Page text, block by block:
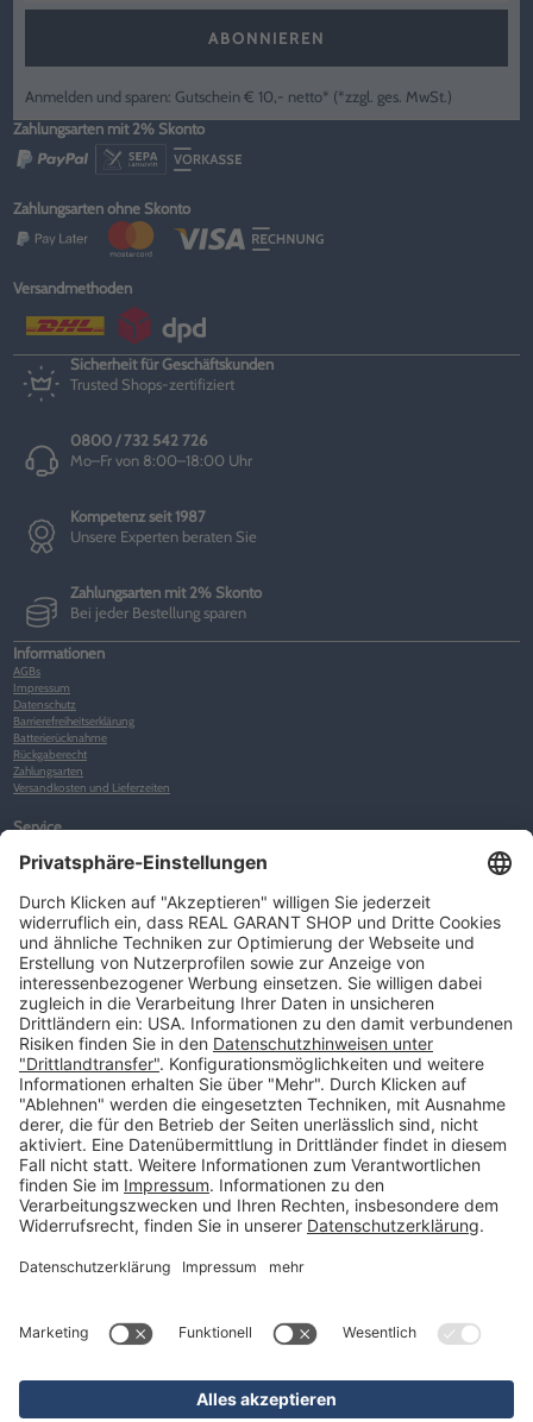
ABONNIEREN
Anmelden und sparen: Gutschein € 10,- netto* (*zzgl. ges. MwSt.)
Zahlungsarten mit 2% Skonto
Zahlungsarten ohne Skonto
Versandmethoden
Sicherheit für Geschäftskunden
Trusted Shops-zertifiziert
0800 / 732 542 726
Mo–Fr von 8:00–18:00 Uhr
Kompetenz seit 1987
Unsere Experten beraten Sie
Zahlungsarten mit 2% Skonto
Bei jeder Bestellung sparen
Informationen
AGBs
Impressum
Datenschutz
Barrierefreiheitserklärung
Batterierücknahme
Rückgaberecht
Zahlungsarten
Versandkosten und Lieferzeiten
Service
Warenkorb
Neues Kunden-Konto anlegen
Newsletter
Kontakt
FAQs
Über uns
Kategorien
Betriebsorganisation (52)
Schlüsselorganisation (140)
Reifenorganisation (35)
Werkstattorganisation (166)
Preisauszeichnung und Preisdisplays (35)
Formulare KFZ und Werkstatt (34)
Kennzeichenhalter (49)
KFZ-Verkauf und KFZ-Präsentation (19)
Aussenwerbung (47)
Prospektpräsentation, Infosysteme (29)
Werbeartikel und Give-Aways (212)
SALES OFF (14)